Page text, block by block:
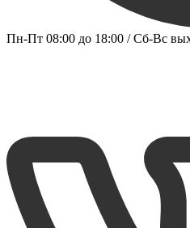
Пн-Пт 08:00 до 18:00 / Сб-Вс